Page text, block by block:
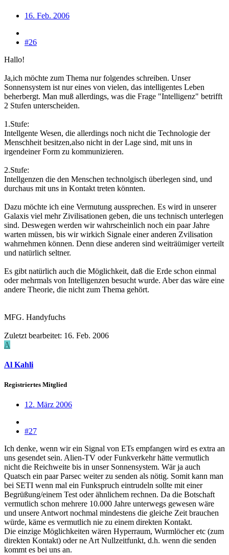
16. Feb. 2006
#26
Hallo!
Ja,ich möchte zum Thema nur folgendes schreiben. Unser
Sonnensystem ist nur eines von vielen, das intelligentes Leben
beherbergt. Man muß allerdings, was die Frage "Intelligenz" betrifft
2 Stufen unterscheiden.
1.Stufe:
Intellgente Wesen, die allerdings noch nicht die Technologie der
Menschheit besitzen,also nicht in der Lage sind, mit uns in
irgendeiner Form zu kommunizieren.
2.Stufe:
Intellgenzen die den Menschen technolgisch überlegen sind, und
durchaus mit uns in Kontakt treten könnten.
Dazu möchte ich eine Vermutung aussprechen. Es wird in unserer
Galaxis viel mehr Zivilisationen geben, die uns technisch unterlegen
sind. Deswegen werden wir wahrscheinlich noch ein paar Jahre
warten müssen, bis wir wirkich Signale einer anderen Zvilisation
wahrnehmen können. Denn diese anderen sind weiträümiger verteilt
und natürlich seltner.
Es gibt natürlich auch die Möglichkeit, daß die Erde schon einmal
oder mehrmals von Intelligenzen besucht wurde. Aber das wäre eine
andere Theorie, die nicht zum Thema gehört.
MFG. Handyfuchs
Zuletzt bearbeitet: 16. Feb. 2006
A
Al Kahli
Registriertes Mitglied
12. März 2006
#27
Ich denke, wenn wir ein Signal von ETs empfangen wird es extra an
uns gesendet sein. Alien-TV oder Funkverkehr hätte vermutlich
nicht die Reichweite bis in unser Sonnensystem. Wär ja auch
Quatsch ein paar Parsec weiter zu senden als nötig. Somit kann man
bei SETI wenn mal ein Funkspruch eintrudeln sollte mit einer
Begrüßung/einem Test oder ähnlichem rechnen. Da die Botschaft
vermutlich schon mehrere 10.000 Jahre unterwegs gewesen wäre
und unsere Antwort nochmal mindestens die gleiche Zeit brauchen
würde, käme es vermutlich nie zu einem direkten Kontakt.
Die einzige Möglichkeiten wären Hyperraum, Wurmlöcher etc (zum
direkten Kontakt) oder ne Art Nullzeitfunkt, d.h. wenn die senden
kommt es bei uns an.